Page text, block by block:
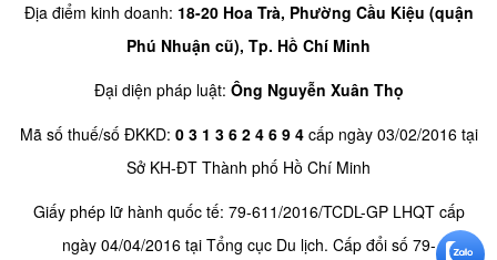
Địa điểm kinh doanh: 18-20 Hoa Trà, Phường Cầu Kiệu (quận
Phú Nhuận cũ), Tp. Hồ Chí Minh
Đại diện pháp luật: Ông Nguyễn Xuân Thọ
Mã số thuế/số ĐKKD: 0 3 1 3 6 2 4 6 9 4cấp ngày 03/02/2016 tại
Sở KH-ĐT Thành phố Hồ Chí Minh
Giấy phép lữ hành quốc tế: 79-611/2016/TCDL-GP LHQT cấp
ngày 04/04/2016 tại Tổng cục Du lịch. Cấp đổi số 79-